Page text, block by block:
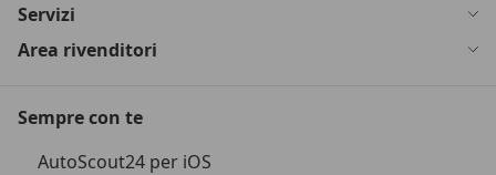
Servizi
Area rivenditori
Sempre con te
AutoScout24 per iOS